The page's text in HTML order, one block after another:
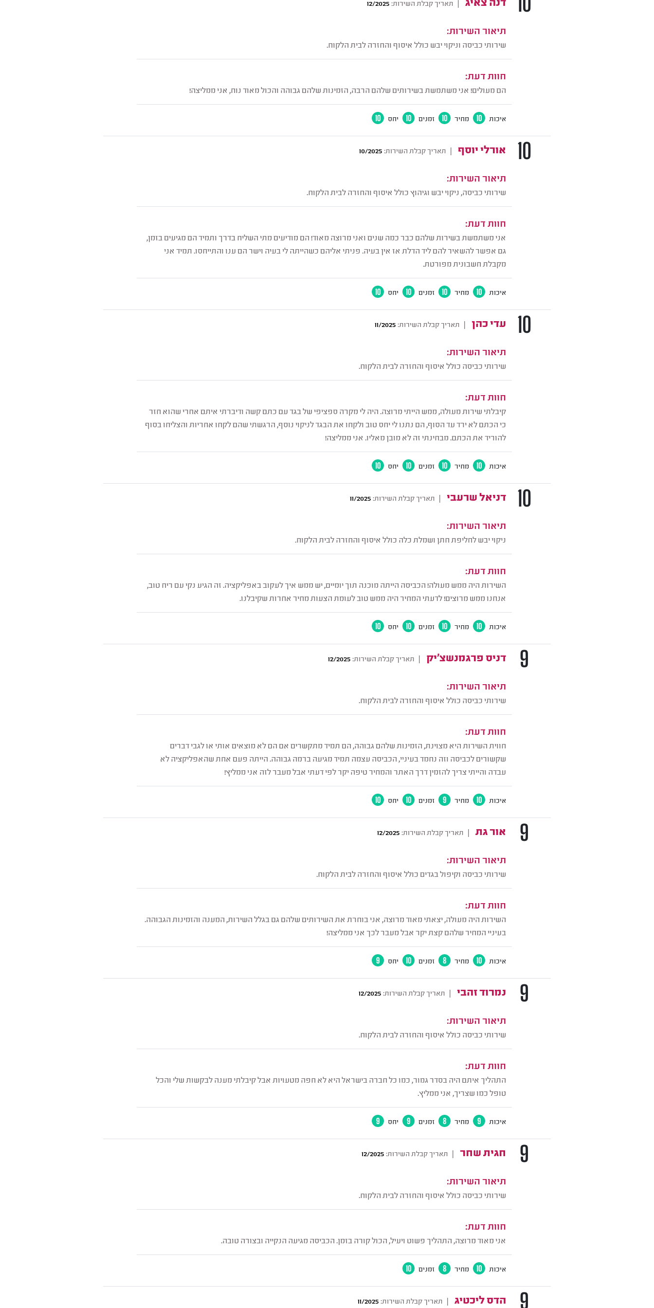
| תאריך קבלת השירות: 12/2025
תיאור השירות:
שירותי כביסה וניקוי יבש כולל איסוף והחזרה לבית הלקוח.
חוות דעת:
הם מעולים! אני משתמשת בשירותים שלהם הרבה, הזמינות שלהם גבוהה והכול מאוד נוח, אני ממליצה!
איכות 10 מחיר 10 זמנים 10 יחס 10
אורלי יוסף | תאריך קבלת השירות: 10/2025
תיאור השירות:
שירותי כביסה, ניקוי יבש וגיהוץ כולל איסוף והחזרה לבית הלקוח.
חוות דעת:
אני משתמשת בשירות שלהם כבר כמה שנים ואני מרוצה מאוד! הם מודיעים מתי השליח בדרך ותמיד הם מגיעים בזמן,
גם אפשר להשאיר להם ליד הדלת אז אין בעיה. פניתי אליהם כשהייתה לי בעיה וישר הם ענו והתייחסו. תמיד אני
מקבלת חשבונית מפורטת.
10
איכות 10 מחיר 10 זמנים 10 יחס 10
עדי כהן | תאריך קבלת השירות: 11/2025
תיאור השירות:
שירותי כביסה כולל איסוף והחזרה לבית הלקוח.
חוות דעת:
קיבלתי שירות מעולה, ממש הייתי מרוצה. היה לי מקרה ספציפי של בגד עם כתם קשה ודיברתי איתם אחרי שהוא חזר
כי הכתם לא ירד עד הסוף, הם נתנו לי יחס טוב ולקחו את הבגד לניקוי נוסף, הרגשתי שהם לקחו אחריות והצליחו בסוף
להוריד את הכתם. מבחינתי זה לא מובן מאליו. אני ממליצה!
10
איכות 10 מחיר 10 זמנים 10 יחס 10
דניאל שרעבי | תאריך קבלת השירות: 11/2025
תיאור השירות:
ניקוי יבש לחליפת חתן ושמלת כלה כולל איסוף והחזרה לבית הלקוח.
חוות דעת:
השירות היה ממש מעולה! הכביסה הייתה מוכנה תוך יומיים, יש ממש איך לעקוב באפליקציה. זה הגיע נקי עם ריח טוב,
אנחנו ממש מרוצים! לדעתי המחיר היה ממש טוב לעומת הצעות מחיר אחרות שקיבלנו.
10
איכות 10 מחיר 10 זמנים 10 יחס 10
דניס פרגמנשצ'יק | תאריך קבלת השירות: 12/2025
תיאור השירות:
שירותי כביסה כולל איסוף והחזרה לבית הלקוח.
חוות דעת:
חווית השירות היא מצוינת, הזמינות שלהם גבוהה, הם תמיד מתקשרים אם הם לא מוצאים אותי או לגבי דברים
שקשורים לכביסה וזה נחמד בעיניי, הכביסה עצמה תמיד מגיעה ברמה גבוהה. הייתה פעם אחת שהאפליקציה לא
עבדה והייתי צריך להזמין דרך האתר והמחיר טיפה יקר לפי דעתי אבל מעבר לזה אני ממליץ!
9
איכות 10 מחיר 9 זמנים 10 יחס 10
אור גת | תאריך קבלת השירות: 12/2025
תיאור השירות:
שירותי כביסה וקיפול בגדים כולל איסוף והחזרה לבית הלקוח.
חוות דעת:
השירות היה מעולה, יצאתי מאוד מרוצה, אני בוחרת את השירותים שלהם גם בגלל השירות, המענה והזמינות הגבוהה.
בעיניי המחיר שלהם קצת יקר אבל מעבר לכך אני ממליצה!
9
איכות 10 מחיר 8 זמנים 10 יחס 9
נמרוד זהבי | תאריך קבלת השירות: 12/2025
תיאור השירות:
שירותי כביסה כולל איסוף והחזרה לבית הלקוח.
חוות דעת:
התהליך איתם היה בסדר גמור, כמו כל חברה בישראל היא לא חפה מטעויות אבל קיבלתי מענה לבקשות שלי והכל
טופל כמו שצריך, אני ממליץ.
9
איכות 9 מחיר 8 זמנים 9 יחס 9
חגית שחר | תאריך קבלת השירות: 12/2025
תיאור השירות:
שירותי כביסה כולל איסוף והחזרה לבית הלקוח.
חוות דעת:
אני מאוד מרוצה, התהליך פשוט ויעיל, הכול קורה בזמן. הכביסה מגיעה הנקייה ובצורה טובה.
9
איכות 10 מחיר 8 זמנים 10
הדס ליכטיג | תאריך קבלת השירות: 11/2025 9